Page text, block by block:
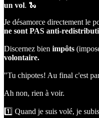
un vol. 🐍
Je désamorce directement le
ne sont PAS anti-
Discernez bien impôts
volontaire.
"Tu chipotes! Au final c'est
Ah non, rien à voir.
1️⃣ Quand je suis volé, je